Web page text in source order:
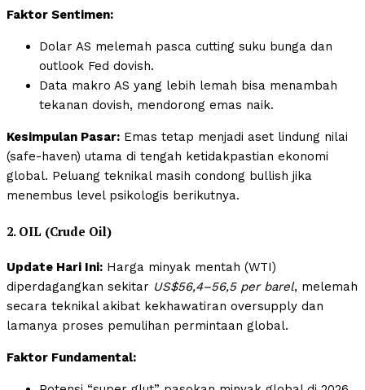
Faktor Sentimen:
Dolar AS melemah pasca cutting suku bunga dan
outlook Fed dovish.
Data makro AS yang lebih lemah bisa menambah
tekanan dovish, mendorong emas naik.
Kesimpulan Pasar: Emas tetap menjadi aset lindung nilai
(safe-haven) utama di tengah ketidakpastian ekonomi
global. Peluang teknikal masih condong bullish jika
menembus level psikologis berikutnya.
2. OIL (Crude Oil)
Update Hari Ini: Harga minyak mentah (WTI)
diperdagangkan sekitar US$56,4–56,5 per barel, melemah
secara teknikal akibat kekhawatiran oversupply dan
lamanya proses pemulihan permintaan global.
Faktor Fundamental: